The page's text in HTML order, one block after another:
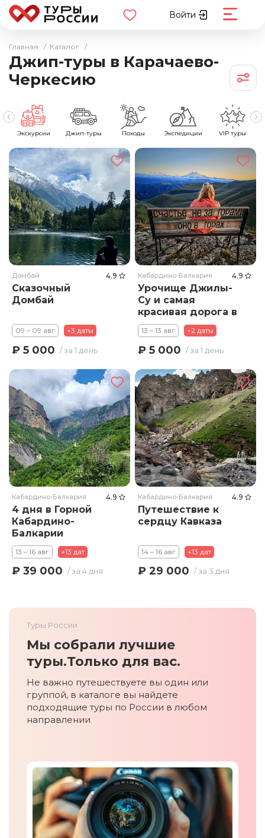
Войти
Главная / Каталог /
Джип-туры в Карачаево-
Черкесию
Экскурсии Джип-туры Походы Экспедиции VIP туры
Домбай 4.9
Сказочный
Домбай
09 – 09 авг +3 даты
₽ 5 000 / за 1 день
Кабардино-Балкария 4.9
Урочище Джилы-
Су и самая
красивая дорога в
России
13 – 13 авг +2 даты
₽ 5 000 / за 1 день
Кабардино-Балкария 4.9
4 дня в Горной
Кабардино-
Балкарии
13 – 16 авг +13 дат
₽ 39 000 / за 4 дня
Кабардино-Балкария 4.9
Путешествие к
сердцу Кавказа
14 – 16 авг +13 дат
₽ 29 000 / за 3 дня
Туры России
Мы собрали лучшие
туры.Только для вас.
Не важно путешествуете вы один или
группой, в каталоге вы найдете
подходящие туры по России в любом
направлении